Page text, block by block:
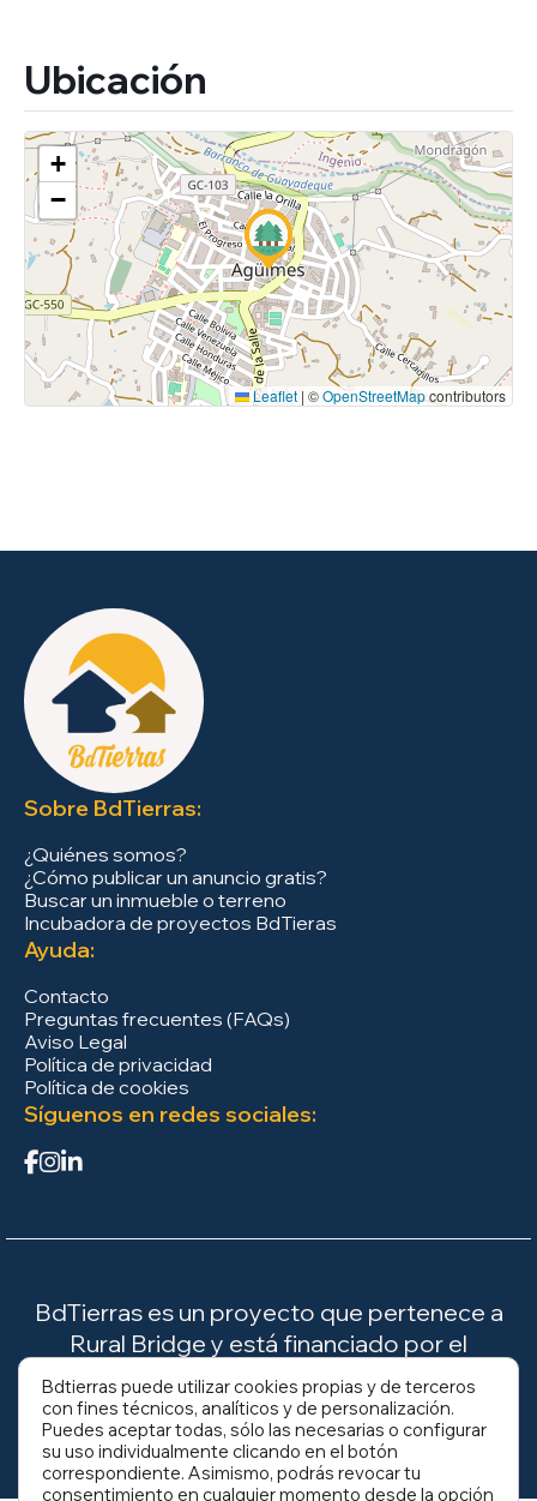
Ubicación
+
−
Leaflet | ©OpenStreetMapcontributors
Sobre BdTierras:
¿Quiénes somos?
¿Cómo publicar un anuncio gratis?
Buscar un inmueble o terreno
Incubadora de proyectos BdTieras
Ayuda:
Contacto
Preguntas frecuentes (FAQs)
Aviso Legal
Política de privacidad
Política de cookies
Síguenos en redes sociales:
BdTierras es un proyecto que pertenece a
Rural Bridge y está financiado por el
Ministerio para la Transición Ecológica y el
Reto Demográfico (MITECO).
Bdtierras puede utilizar cookies propias y de terceros
con fines técnicos, analíticos y de personalización.
Puedes aceptar todas, sólo las necesarias o configurar
su uso individualmente clicando en el botón
correspondiente. Asimismo, podrás revocar tu
consentimiento en cualquier momento desde la opción